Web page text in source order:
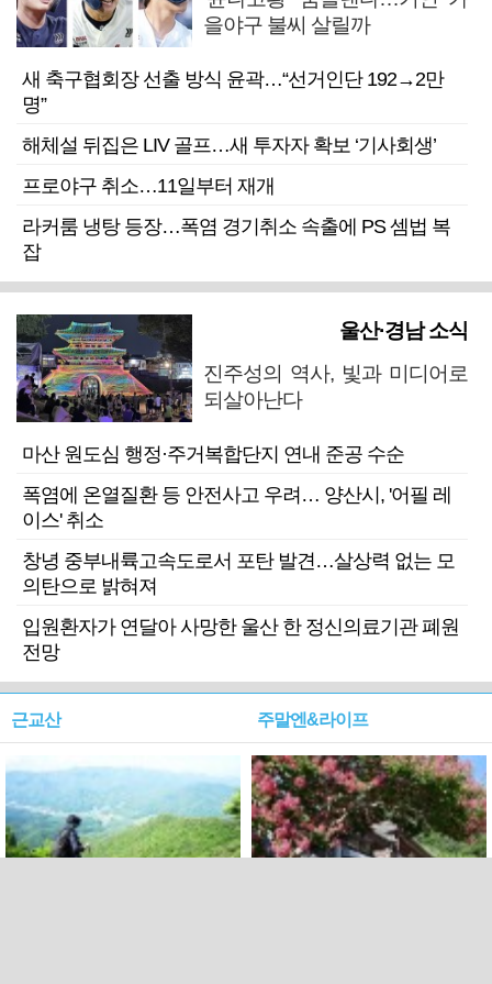
을야구 불씨 살릴까
새 축구협회장 선출 방식 윤곽…“선거인단 192→2만
명”
해체설 뒤집은 LIV 골프…새 투자자 확보 ‘기사회생’
프로야구 취소…11일부터 재개
라커룸 냉탕 등장…폭염 경기취소 속출에 PS 셈법 복
잡
울산·경남 소식
진주성의 역사, 빛과 미디어로
되살아난다
마산 원도심 행정·주거복합단지 연내 준공 수순
폭염에 온열질환 등 안전사고 우려… 양산시, '어필 레
이스' 취소
창녕 중부내륙고속도로서 포탄 발견…살상력 없는 모
의탄으로 밝혀져
입원환자가 연달아 사망한 울산 한 정신의료기관 폐원
전망
근교산 주말엔&라이프